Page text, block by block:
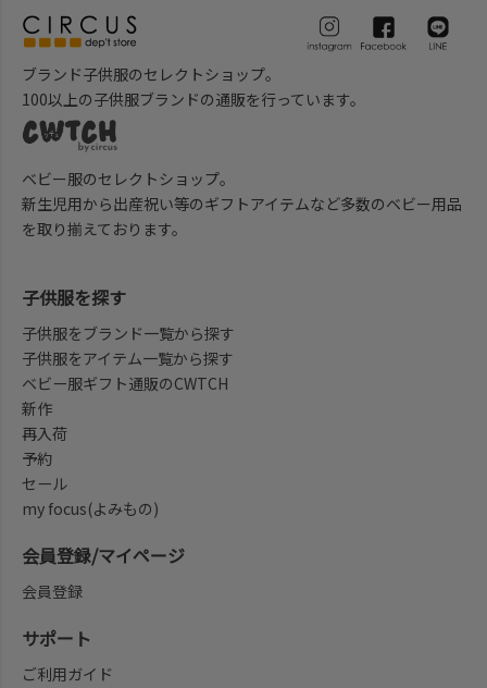
ブランド子供服のセレクトショップ。
100以上の子供服ブランドの通販を行っています。
ベビー服のセレクトショップ。
新生児用から出産祝い等のギフトアイテムなど多数のベビー用品
を取り揃えております。
子供服を探す
子供服をブランド一覧から探す
子供服をアイテム一覧から探す
ベビー服ギフト通販のCWTCH
新作
再入荷
予約
セール
my focus(よみもの)
会員登録/マイページ
会員登録
サポート
ご利用ガイド